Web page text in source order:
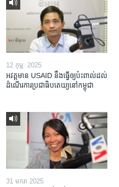
12 កុម្ភៈ 2025
អវត្តមាន USAID នឹងធ្វើឲ្យប៉ះពាល់ដល់
ដំណើរការប្រជាធិបតេយ្យនៅកម្ពុជា
31 មករា 2025